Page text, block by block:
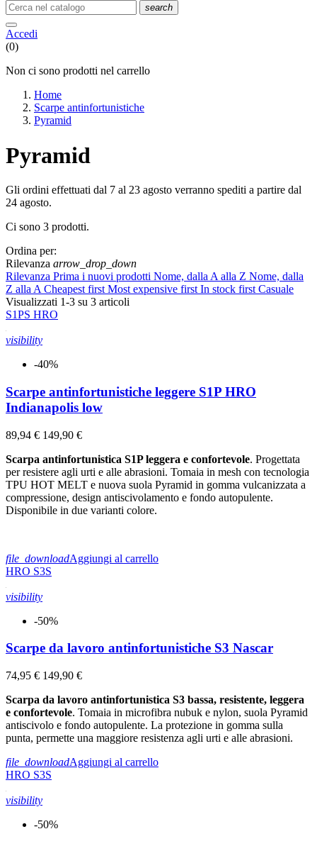
search
Accedi
(0)
Non ci sono prodotti nel carrello
Home
Scarpe antinfortunistiche
Pyramid
Pyramid
Gli ordini effettuati dal 7 al 23 agosto verranno spediti a partire dal
24 agosto.
On sale!
On sale! 0
Certificazioni
Edilizia 3
Industria metalmeccanica
Officina e meccanici 3
Saldatori 3
Siderurgia e acciaieria 3
Suola
Puntale
€
€
Ci sono 3 prodotti.
Ordina per:
Rilevanza arrow_drop_down
Rilevanza Prima i nuovi prodotti Nome, dalla A alla Z Nome, dalla
Z alla A Cheapest first Most expensive first In stock first Casuale
Visualizzati 1-3 su 3 articoli
S1PS HRO
visibility
-40%
Scarpe antinfortunistiche leggere S1P HRO
Indianapolis low
89,94 € 149,90 €
Scarpa antinfortunistica S1P leggera e confortevole. Progettata
per resistere agli urti e alle abrasioni. Tomaia in mesh con tecnologia
TPU HOT MELT e nuova suola Pyramid in gomma vulcanizzata a
compressione, design antiscivolamento e fondo autopulente.
Disponibile in due varianti colore.
file_downloadAggiungi al carrello
HRO S3S
visibility
-50%
Scarpe da lavoro antinfortunistiche S3 Nascar
74,95 € 149,90 €
Scarpa da lavoro antinfortunistica S3 bassa, resistente, leggera
e confortevole. Tomaia in microfibra nubuk e nylon, suola Pyramid
antiscivolo e fondo autopulente. La protezione in gomma sulla
punta, permette una maggiore resistenza agli urti e alle abrasioni.
file_downloadAggiungi al carrello
HRO S3S
visibility
-50%